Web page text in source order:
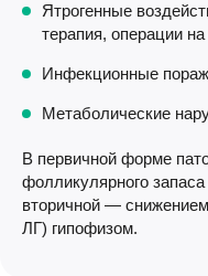
Ятрогенные
терапия, операции
Инфекционные
Метаболические
В первичной форме
фолликулярного
вторичной —
ЛГ) гипофизом.